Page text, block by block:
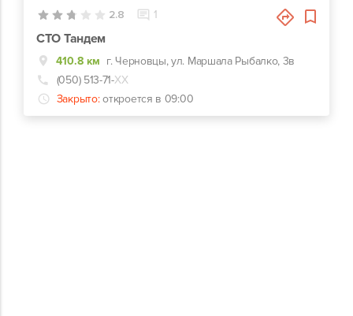
2.8 1
СТО Тандем
410.8 км г. Черновцы, ул. Маршала Рыбалко, 3в
(050) 513-71-ХХ
Закрыто: откроется в 09:00